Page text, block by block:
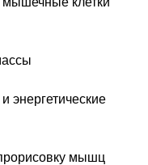
энергетические
мышц